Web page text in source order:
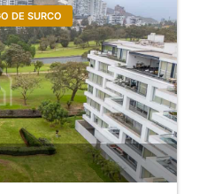
DE SURCO